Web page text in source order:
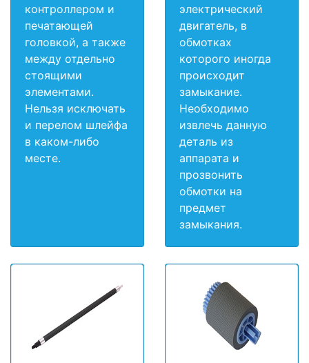
контроллером и
печатающей
головкой, а также
между отдельно
стоящими
элементами.
Нельзя исключать
и перелом шлейфа
в каком-либо
месте.
электрический
двигатель, в
обмотках
которого иногда
происходит
замыкание.
Необходимо
извлечь данную
деталь из
аппарата и
прозвонить
обмотки на
предмет
замыкания.